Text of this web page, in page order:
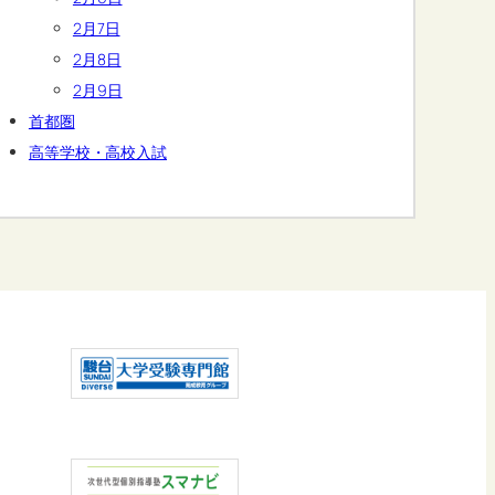
2月7日
2月8日
2月9日
首都圏
高等学校・高校入試